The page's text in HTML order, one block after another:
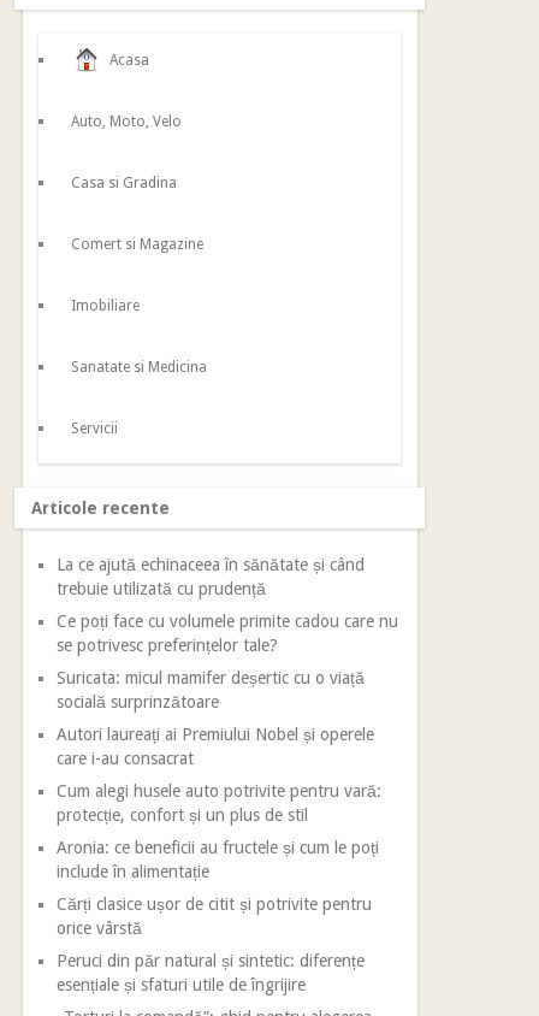
Acasa
Auto, Moto, Velo
Casa si Gradina
Comert si Magazine
Imobiliare
Sanatate si Medicina
Servicii
Articole recente
La ce ajută echinaceea în sănătate și când
trebuie utilizată cu prudență
Ce poți face cu volumele primite cadou care nu
se potrivesc preferințelor tale?
Suricata: micul mamifer deșertic cu o viață
socială surprinzătoare
Autori laureați ai Premiului Nobel și operele
care i-au consacrat
Cum alegi husele auto potrivite pentru vară:
protecție, confort și un plus de stil
Aronia: ce beneficii au fructele și cum le poți
include în alimentație
Cărți clasice ușor de citit și potrivite pentru
orice vârstă
Peruci din păr natural și sintetic: diferențe
esențiale și sfaturi utile de îngrijire